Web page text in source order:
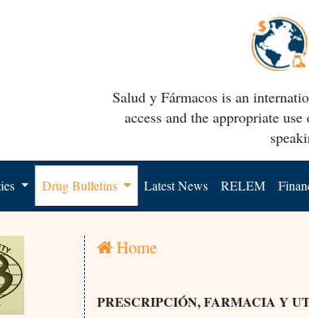
Salud y Fármacos is an
access and the appropriate
Drug Bulletins Latest News RELEM
Home
PRESCRIPCIÓN, FARMACIA Y